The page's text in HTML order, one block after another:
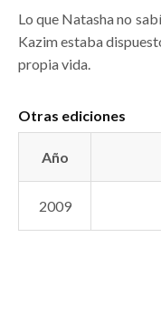
Lo que Natasha no
Kazim estaba
propia vida.
Otras ediciones
Año
2009